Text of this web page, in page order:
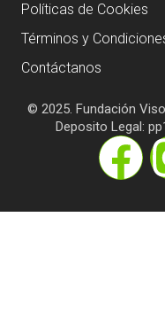
Políticas de Cookies
Términos y
Contáctanos
© 2025. Fundación
Deposito Legal: